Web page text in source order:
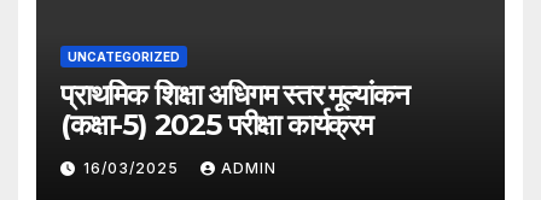
UNCATEGORIZED
प्राथमिक शिक्षा अधिगम स्तर मूल्यांकन
(कक्षा-5) 2025 परीक्षा कार्यक्रम
16/03/2025 ADMIN